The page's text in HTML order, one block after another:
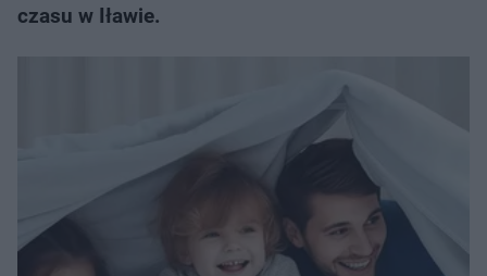
czasu w Iławie.